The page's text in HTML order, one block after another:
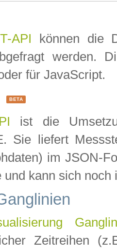
API können die
werden.
für JavaScript.
BETA
ist die
Sie liefert
im JSON-
und kann sich noch
Zeitreihen